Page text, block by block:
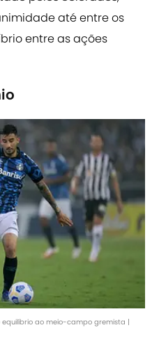
até entre os
entre as ações
ao meio-campo gremista |